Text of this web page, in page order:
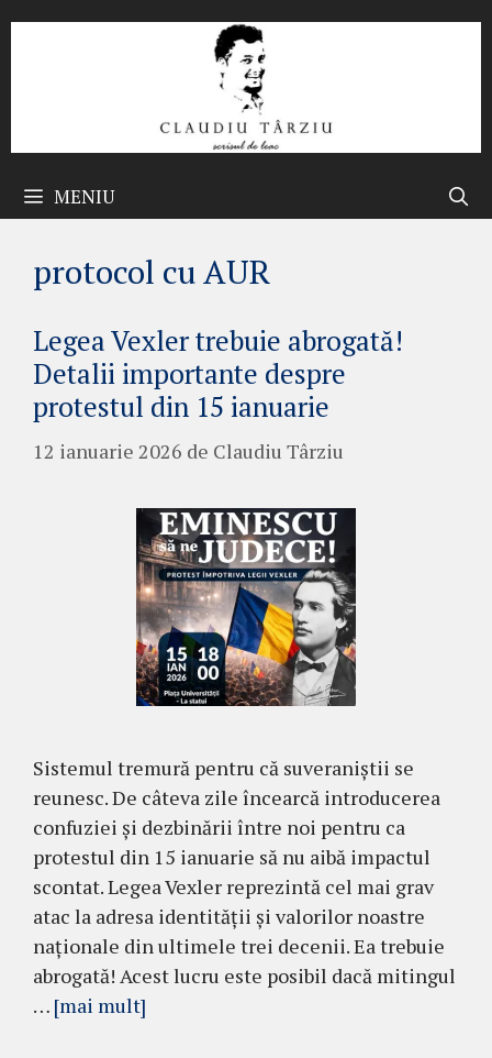
MENIU
protocol cu AUR
Legea Vexler trebuie abrogată!
Detalii importante despre
protestul din 15 ianuarie
12 ianuarie 2026 de Claudiu Târziu
Sistemul tremură pentru că suveraniștii se
reunesc. De câteva zile încearcă introducerea
confuziei și dezbinării între noi pentru ca
protestul din 15 ianuarie să nu aibă impactul
scontat. Legea Vexler reprezintă cel mai grav
atac la adresa identității și valorilor noastre
naționale din ultimele trei decenii. Ea trebuie
abrogată! Acest lucru este posibil dacă mitingul
… [mai mult]